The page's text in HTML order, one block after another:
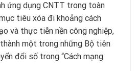
ứng dụng CNTT trong toàn
tiêu xóa đi khoảng cách
và thực tiễn nền công nghiệp,
một trong những Bộ tiên
đổi số trong “Cách mạng